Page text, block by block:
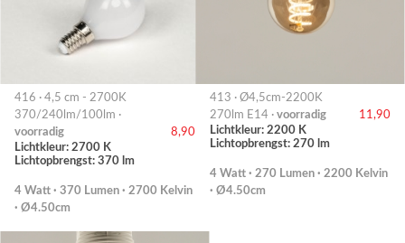
416 · 4,5 cm - 2700K
370/240lm/100lm ·
voorradig
8,90
Lichtkleur: 2700 K
Lichtopbrengst: 370 lm
4 Watt · 370 Lumen · 2700 Kelvin
· Ø4.50cm
413 · Ø4,5cm-2200K
270lm E14 · voorradig
11,90
Lichtkleur: 2200 K
Lichtopbrengst: 270 lm
4 Watt · 270 Lumen · 2200 Kelvin
· Ø4.50cm